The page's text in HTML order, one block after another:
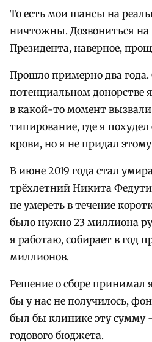
То есть мои шансы на
ничтожны. Дозвониться
Президента, наверное,
Прошло примерно два года.
потенциальном донорстве
в какой-то момент
типирование, где я
крови, но я не придал
В июне 2019 года стал
трёхлетний Никита
не умереть в течение
было нужно 23 миллиона
я работаю, собирает в год
миллионов.
Решение о сборе принимал
бы у нас не получилось,
был бы клинике эту сумму
годового бюджета.